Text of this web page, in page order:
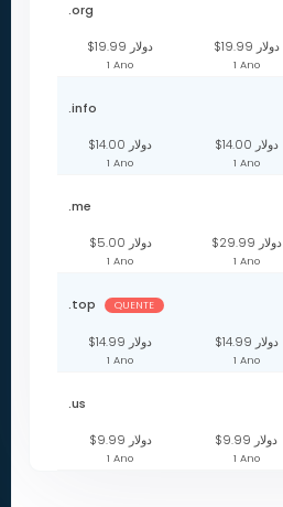
.org
$19.99 دولار
1 Ano
$19.99 دولار
1 Ano
.info
$14.00 دولار
1 Ano
$14.00 دولار
1 Ano
.me
$5.00 دولار
1 Ano
$29.99 دولار
1 Ano
.top QUENTE
$14.99 دولار
1 Ano
$14.99 دولار
1 Ano
.us
$9.99 دولار
1 Ano
$9.99 دولار
1 Ano